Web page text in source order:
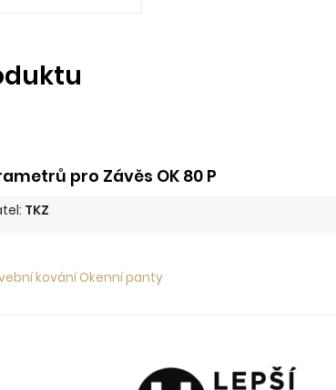
pro Závěs OK 80 P
TKZ
kování Okenní panty